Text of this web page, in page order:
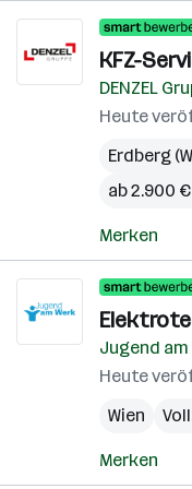
KFZ-
DENZEL
Heute
Erdberg
ab 2.900
Merken
Jugend am
Heute
Wien
Merken